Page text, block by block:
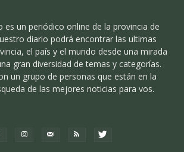
es un periódico online de la provincia de
diario podrá encontrar las ultimas
el país y el mundo desde una mirada
gran diversidad de temas y categorías.
un grupo de personas que están en la
de las mejores noticias para vos.